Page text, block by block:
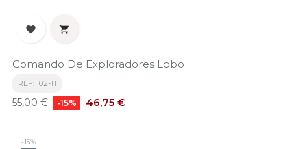
 
Comando De Exploradores Lobo
REF: 102-11
Precio
55,00 € -15% Precio
46,75 €
-15%